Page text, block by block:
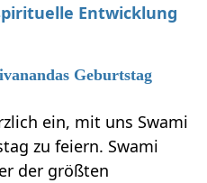
Entwicklung
Geburtstag
ein, mit uns Swami
zu feiern. Swami
der größten